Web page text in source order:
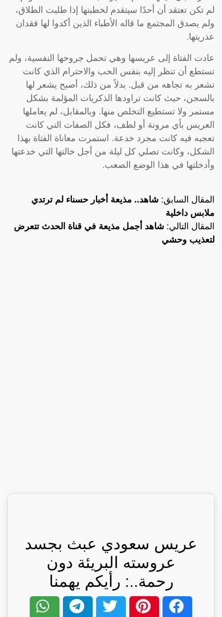
لم تكن تعتقد أن أحدًا سيتقدم لخطبتها إذا طلبت الطلاق،
ولم يصدق المجتمع ما قاله الأطباء الذين أكدوا لها فقدان
عذريتها.
عادت الفتاة إلى عريسها وهي تحمل جروحها النفسية، ولم
تستطع أن تنظر إليه بنفس الحب والاحترام الذي كانت
تشعر به تجاهه من قبل. بدلاً من ذلك، أصبح يشعر لها
بالسجن، حيث كانت تراودها الذكريات المؤلمة بشكل
مستمر ولا تستطيع التخلص منها. وبالمقابل، لم يعاملها
العريس بأي مرونة أو لطف، فكل الصفات التي كانت
تعجبه فيه كانت مجرد خدعة. استمرت معاناة الفتاة بهذا
الشكل، وكانت تصلي كل ليلة من أجل خالتها التي خدعتها
وأدخلتها في هذا الوضع الصعب.
المقال السابق: شاهد.. مذيعة أخبار حسناء لم ترتدي
ملابس داخلية
المقال التالي: شاهد أجمل مذيعة في قناة الحدث تتعرض
لتعذيب وحشي
عريس سعودي عبث بجسد
عروسته البريئة دون
رحمة..: رأيكم يهمنا